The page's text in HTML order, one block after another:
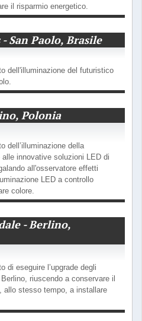
il risparmio energetico.
San Paolo, Brasile
dell'illuminazione del futuristico
Polonia
dell’illuminazione della
innovative soluzioni LED di
all'osservatore effetti
LED a controllo
colore.
- Berlino,
di eseguire l’upgrade degli
riuscendo a conservare il
allo stesso tempo, a installare